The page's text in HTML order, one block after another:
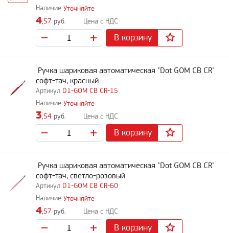
Уточняйте
4,57 руб.
В корзину
D1-GOM CB CR-15
Ручка шариковая автоматическая "Dot GOM CB CR"
софт-тач, красный
Уточняйте
3,54 руб.
В корзину
D1-GOM CB CR-60
Ручка шариковая автоматическая "Dot GOM CB CR"
софт-тач, светло-розовый
Уточняйте
4,57 руб.
В корзину